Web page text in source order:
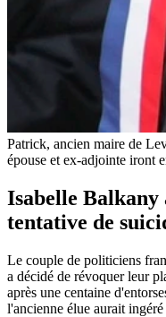
Patrick, ancien maire de
épouse et ex-adjointe iront
Isabelle
tentative de
Le couple de politiciens
a décidé de révoquer leur
après une centaine
l'ancienne élue aurait